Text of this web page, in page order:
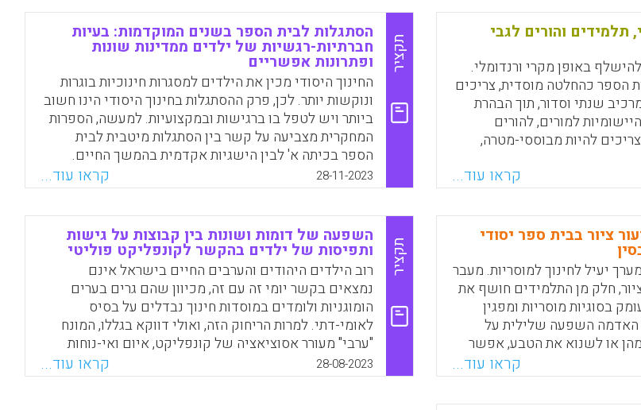
תלמידים והורים לגבי
באופן מקרי ורנדומלי.
הספר כהחלטה מוסדית, צריכים
שנתי וסדור, תוך הבהרת
למורים, להורים
להיות מבוססי-מטרה,
משוב ולהנחות הורים.
למורים סדנאות פיתוח
ולטפח יזמות ויצירתיות של
קראו עוד...
תקציר
הסתגלות לבית הספר בשנים המוקדמות: בעיות
חברתיות-רגשיות של ילדים ממדינות שונות
ופתרונות אפשריים
החינוך היסודי מכין את הילדים למסגרות חינוכיות בוגרות
ונוקשות יותר. לכן, פרק ההסתגלות בחינוך היסודי הינו חשוב
ביותר ויש לטפל בו ברגישות ובמקצועיות. למעשה, הספרות
המחקרית מצביעה על קשר בין הסתגלות מיטבית לבית
הספר בכיתה א' לבין הישגיות אקדמית בהמשך החיים.
מנגד, נמצאה התאמה בין קשיי הסתגלות לבית ספר לבין
בעיות פסיכולוגיות-התנהגותיות בהמשך החיים. לא בכדי,
באירופה ובארה"ב פותחו והושקו תוכניות שמטרתן היא הכנת
ילדי גן חובה לכיתה א' ותמיכה בקשיי הסתגלות של
תלמידים לבית הספר היסודי. זאת, באמצעות הזרמת כספים,
הדרכות הוריות, הכשרות מורים ומחנכים, הרצאות ופעילויות
קהילתיות.
WhatsApp
Facebook
Email
X
28-11-2023 קראו עוד...
ציור בבית ספר יסודי
יעיל לחינוך למוסריות. מעבר
חלק מן התלמידים חושף את
בסוגיות מוסריות ומפגין
האדמה השפעה שלילית על
או לשנוא את הטבע, אפשר
הטראומתיים בצורה רציונלית
רעיונות יוצאי-דופן,
שמבטאים הרמוניה עם הטבע,
קראו עוד...
תקציר
השפעה של דומות ושונות בין קבוצות על גישות
ותפיסות של ילדים בהקשר לקונפליקט פוליטי
רוב הילדים היהודים והערבים החיים בישראל אינם
נמצאים בקשר יומי זה עם זה, מכיוון שהם גרים בערים
הומוגניות ולומדים במוסדות חינוך נבדלים על בסיס
לאומי-דתי. למרות הריחוק הזה, ואולי דווקא בגללו, המונח
"ערבי" מעורר אסוציאציה של קונפליקט, איום ואי-נוחות
בקרב ילדים יהודים-ישראלים כבר בגיל צעיר. ככל שיעברו
השנים, דיס-הרמוניה זו עלולה להקצין ולכן דרושה התערבות
28-08-2023 קראו עוד...